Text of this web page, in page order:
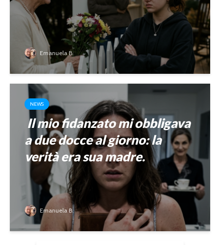
Emanuela B.
NEWS
Il mio fidanzato mi obbligava
a due docce al giorno: la
verità era sua madre.
Emanuela B.